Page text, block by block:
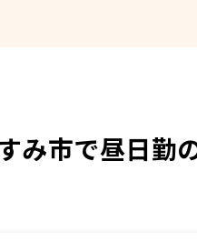
み市で昼日勤